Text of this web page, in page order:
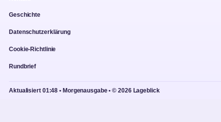
Geschichte
Datenschutzerklärung
Cookie-Richtlinie
Rundbrief
Aktualisiert 01:48 • Morgenausgabe • © 2026 Lageblick